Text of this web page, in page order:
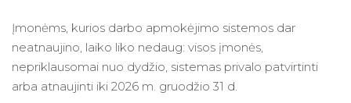
Įmonėms, kurios darbo apmokėjimo sistemos dar
neatnaujino, laiko liko nedaug: visos įmonės,
nepriklausomai nuo dydžio, sistemas privalo patvirtinti
arba atnaujinti iki 2026 m. gruodžio 31 d.